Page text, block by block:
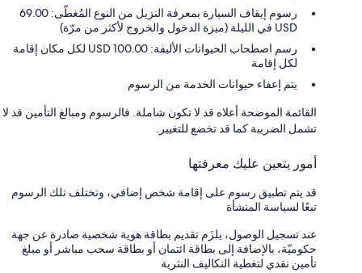
رسوم إيقاف السيارة بمعرفة النزيل من النوع المُغطّى: 69.00
USD في الليلة (ميزة الدخول والخروج لأكثر من مرّة)
رسم اصطحاب الحيوانات الأليفة: 100.00 USD لكل مكان إقامة
لكل إقامة
يتم إعفاء حيوانات الخدمة من الرسوم
القائمة الموضحة أعلاه قد لا تكون شاملة. فالرسوم ومبالغ التأمين قد لا
تشمل الضريبة كما قد تخضع للتغيير.
أمور يتعين عليك معرفتها
قد يتم تطبيق رسوم على إقامة شخص إضافي، وتختلف تلك الرسوم
تبعًا لسياسة المنشأة
عند تسجيل الوصول، يلزَم تقديم بطاقة هوية شخصية صادرة عن جهة
حكوميّة، بالإضافة إلى بطاقة ائتمان أو بطاقة سحب مباشر أو مبلغ
تأمين نقدي لتغطية التكاليف النثرية